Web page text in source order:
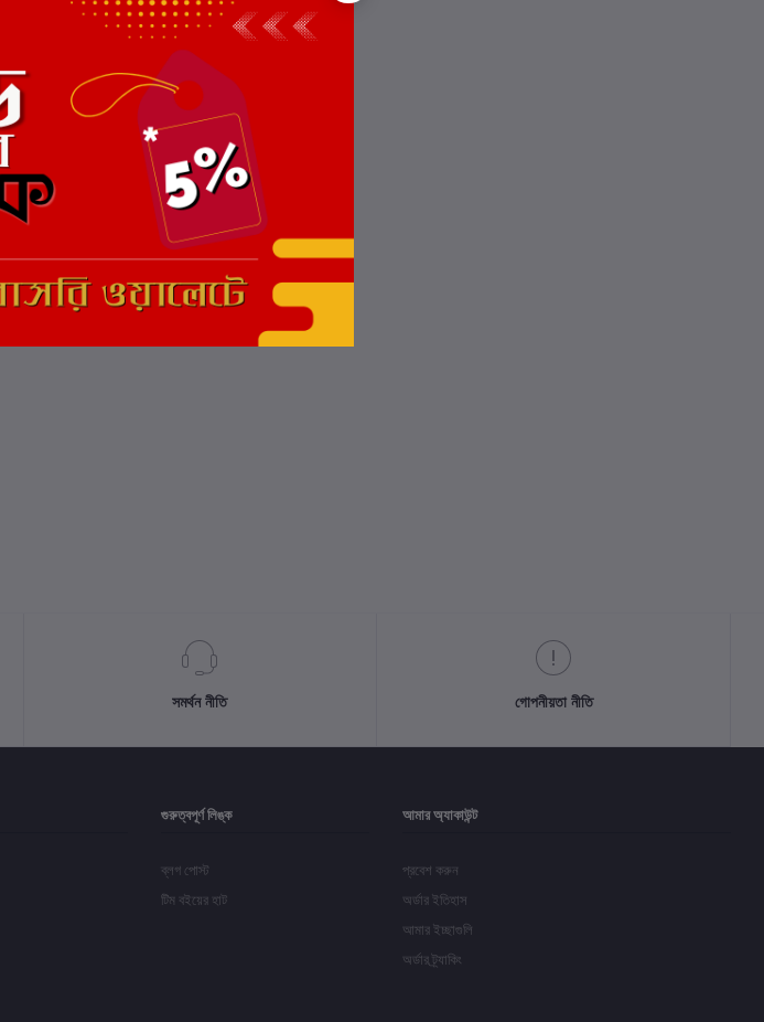
সমর্থন নীতি গোপনীয়তা নীতি
গুরুত্বপূর্ণ লিঙ্ক
ব্লগ পোস্ট
টিম বইয়ের হাট
আমার অ্যাকাউন্ট
প্রবেশ করুন
অর্ডার ইতিহাস
আমার ইচ্ছাগুলি
অর্ডার ট্র্যাকিং